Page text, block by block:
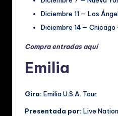
Diciembre 11 — Los
Diciembre 14 —
Compra entradas aquí
Emilia
Gira: Emilia U.S.A. Tour
Presentada por: Live Nation